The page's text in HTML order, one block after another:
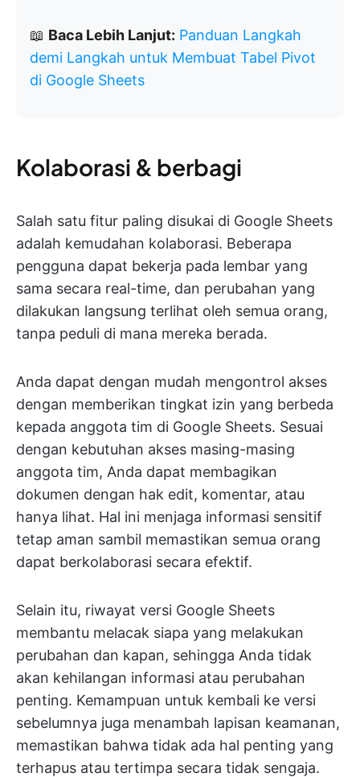
📖 Baca Lebih Lanjut: Panduan Langkah
demi Langkah untuk Membuat Tabel Pivot
di Google Sheets
Kolaborasi & berbagi
Salah satu fitur paling disukai di Google Sheets
adalah kemudahan kolaborasi. Beberapa
pengguna dapat bekerja pada lembar yang
sama secara real-time, dan perubahan yang
dilakukan langsung terlihat oleh semua orang,
tanpa peduli di mana mereka berada.
Anda dapat dengan mudah mengontrol akses
dengan memberikan tingkat izin yang berbeda
kepada anggota tim di Google Sheets. Sesuai
dengan kebutuhan akses masing-masing
anggota tim, Anda dapat membagikan
dokumen dengan hak edit, komentar, atau
hanya lihat. Hal ini menjaga informasi sensitif
tetap aman sambil memastikan semua orang
dapat berkolaborasi secara efektif.
Selain itu, riwayat versi Google Sheets
membantu melacak siapa yang melakukan
perubahan dan kapan, sehingga Anda tidak
akan kehilangan informasi atau perubahan
penting. Kemampuan untuk kembali ke versi
sebelumnya juga menambah lapisan keamanan,
memastikan bahwa tidak ada hal penting yang
terhapus atau tertimpa secara tidak sengaja.